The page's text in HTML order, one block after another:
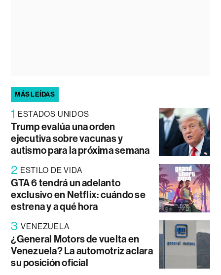
MÁS LEÍDAS
1 ESTADOS UNIDOS
Trump evalúa una orden
ejecutiva sobre vacunas y
autismo para la próxima semana
2 ESTILO DE VIDA
GTA 6 tendrá un adelanto
exclusivo en Netflix: cuándo se
estrena y a qué hora
3 VENEZUELA
¿General Motors de vuelta en
Venezuela? La automotriz aclara
su posición oficial